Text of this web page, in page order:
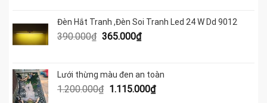
là:
650.000₫.
tại
là:
595.000₫.
Đèn Hắt Tranh ,Đèn Soi Tranh Led 24 W Dd 9012
390.000₫ Giá
390.000₫.
365.000₫Giá
là:
365.000₫.
Lưới thừng màu đen an toàn
1.200.000₫ Giá
1.115.000₫Giá